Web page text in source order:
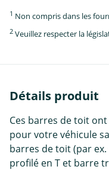
1 Non compris dans les
2 Veuillez respecter la
Détails produit
Ces barres de toit
pour votre véhicule
barres de toit (par
profilé en T et barre